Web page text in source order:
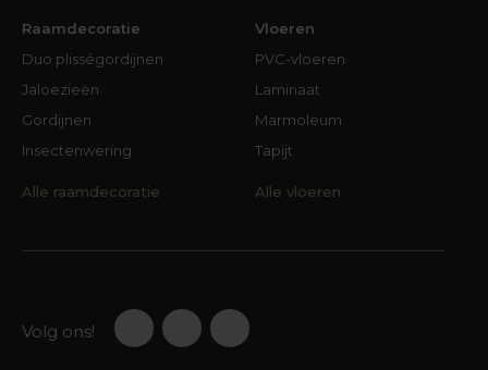
Raamdecoratie
Duo plisségordijnen
Jaloezieën
Gordijnen
Insectenwering
Alle raamdecoratie
Vloeren
PVC-vloeren
Laminaat
Marmoleum
Tapijt
Alle vloeren
Volg ons!